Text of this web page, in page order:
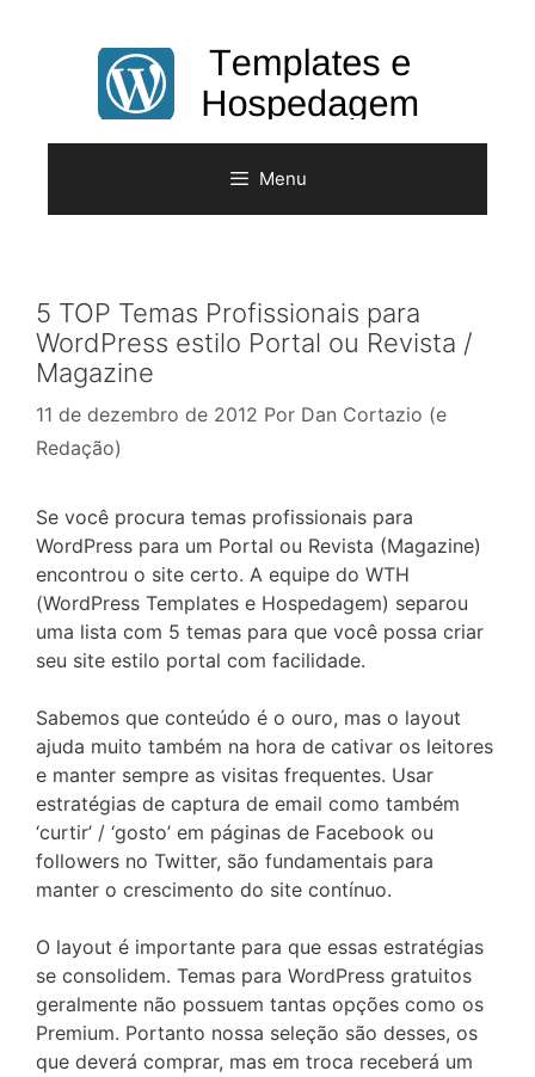
Menu
5 TOP Temas Profissionais para
WordPress estilo Portal ou Revista /
Magazine
11 de dezembro de 2012 Por Dan Cortazio (e
Redação)
Se você procura temas profissionais para
WordPress para um Portal ou Revista (Magazine)
encontrou o site certo. A equipe do WTH
(WordPress Templates e Hospedagem) separou
uma lista com 5 temas para que você possa criar
seu site estilo portal com facilidade.
Sabemos que conteúdo é o ouro, mas o layout
ajuda muito também na hora de cativar os leitores
e manter sempre as visitas frequentes. Usar
estratégias de captura de email como também
‘curtir’ / ‘gosto’ em páginas de Facebook ou
followers no Twitter, são fundamentais para
manter o crescimento do site contínuo.
O layout é importante para que essas estratégias
se consolidem. Temas para WordPress gratuitos
geralmente não possuem tantas opções como os
Premium. Portanto nossa seleção são desses, os
que deverá comprar, mas em troca receberá um